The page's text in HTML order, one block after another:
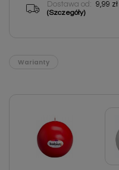
Dostawa od: 9,99 zł
(Szczegóły)
Warianty